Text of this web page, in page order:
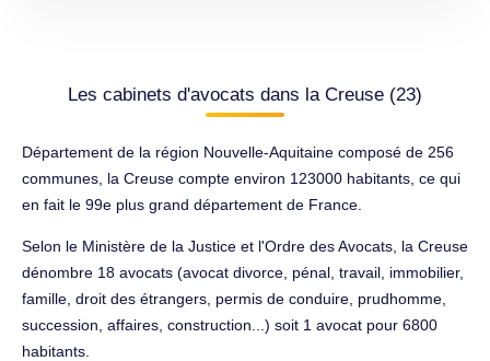
Les cabinets d'avocats dans la Creuse (23)
Département de la région Nouvelle-Aquitaine composé de 256
communes, la Creuse compte environ 123000 habitants, ce qui
en fait le 99e plus grand département de France.
Selon le Ministère de la Justice et l'Ordre des Avocats, la Creuse
dénombre 18 avocats (avocat divorce, pénal, travail, immobilier,
famille, droit des étrangers, permis de conduire, prudhomme,
succession, affaires, construction...) soit 1 avocat pour 6800
habitants.